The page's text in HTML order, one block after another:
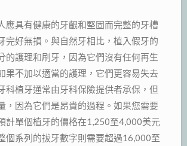
應具有健康的牙齦和堅固而完整的牙槽
完好無損。與自然牙相比，植入假牙的
的護理和刷牙，因為它們沒有任何再生
果不加以適當的護理，它們更容易失去
科植牙通常由牙科保險提供者承保，但
，因為它們是昂貴的過程。如果您需要
計單個植牙的價格在1,250至4,000美元
個系列的拔牙數字則需要超過16,000至